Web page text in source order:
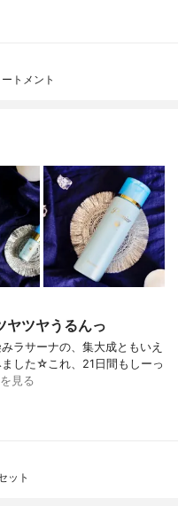
トメント
ヤツヤうるんっ
ラサーナの、集大成ともいえ
した☆これ、21日間もしーっ
見る
ット